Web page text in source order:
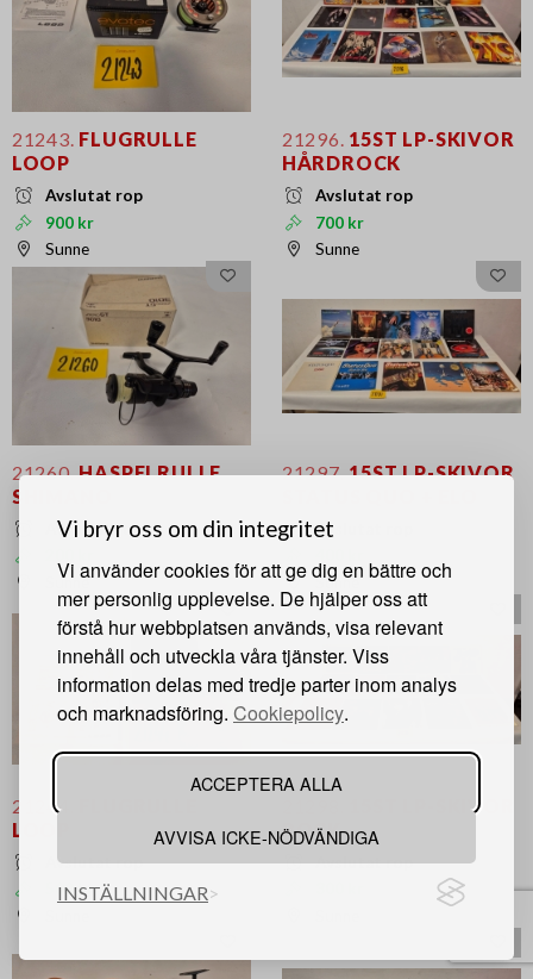
Vi bryr oss om din integritet
Vi använder cookies för att ge dig en bättre och
mer personlig upplevelse. De hjälper oss att
förstå hur webbplatsen används, visa relevant
innehåll och utveckla våra tjänster. Viss
information delas med tredje parter inom analys
och marknadsföring. Cookiepolicy.
ACCEPTERA ALLA
AVVISA ICKE-NÖDVÄNDIGA
INSTÄLLNINGAR
21243. FLUGRULLE
LOOP
Avslutat rop
900 kr
Sunne
21296. 15ST LP-SKIVOR
HÅRDROCK
Avslutat rop
700 kr
Sunne
21260.HASPELRULLE
SHIMANO
Avslutat rop
Sunne
21297.15ST LP-SKIVOR
Avslutat rop
Sunne
21244.
LOOP
Avslutat rop
500 kr
15ST LP-SKIVOR
ROCK
Avslutat rop